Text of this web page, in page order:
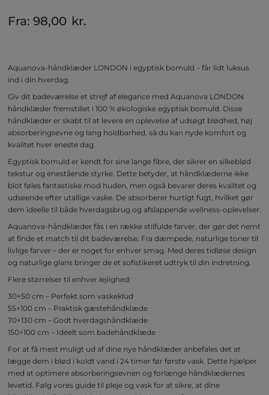
Fra: 98,00 kr.
Aquanova-håndklæder LONDON i egyptisk bomuld – får lidt luksus
ind i din hverdag.
Giv dit badeværelse et strejf af elegance med Aquanova LONDON
håndklæder fremstillet i 100 % økologiske egyptisk bomuld. Disse
håndklæder er skabt til at levere en oplevelse af udsøgt blødhed, høj
absorberingsevne og lang holdbarhed, så du kan nyde komfort og
kvalitet hver eneste dag.
Egyptisk bomuld er kendt for sine lange fibre, der sikrer en silkeblød
tekstur og enestående styrke. Dette betyder, at håndklæderne ikke
blot føles fantastiske mod huden, men også bevarer deres kvalitet og
udseende efter utallige vaske. De absorberer hurtigt fugt, hvilket gør
dem ideelle til både hverdagsbrug og afslappende wellness-oplevelser.
Aquanova-håndklæder fås i en række stilfulde farver, der gør det nemt
at finde et match til dit badeværelse. Fra dæmpede, naturlige toner til
livlige farver – der er noget for enhver smag. Med deres tidløse design
og naturlige glans bringer de et sofistikeret udtryk til din indretning.
Flere størrelser til enhver lejlighed:
30×50 cm – Perfekt som vaskeklud
55×100 cm – Praktisk gæstehåndklæde
70×130 cm – Godt hverdagshåndklæde
150×100 cm – Ideelt som badehåndklæde
For at få mest muligt ud af dine nye håndklæder anbefales det at
lægge dem i blød i koldt vand i 24 timer før første vask. Dette hjælper
med at optimere absorberingsevnen og forlænge håndklædernes
levetid. Følg vores guide til pleje og vask for at sikre, at dine